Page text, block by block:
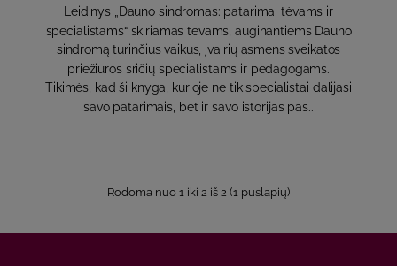
Leidinys „Dauno sindromas: patarimai tėvams ir
specialistams“ skiriamas tėvams, auginantiems Dauno
sindromą turinčius vaikus, įvairių asmens sveikatos
priežiūros sričių specialistams ir pedagogams.
Tikimės, kad ši knyga, kurioje ne tik specialistai dalijasi
savo patarimais, bet ir savo istorijas pas..
Rodoma nuo 1 iki 2 iš 2 (1 puslapių)